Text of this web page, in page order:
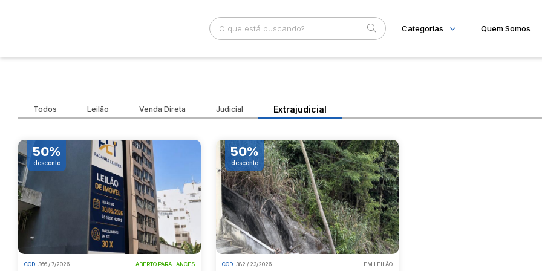
Judiciais
Categorias
Terreno
Quem Somos
Todos Leilão Venda Direta Judicial Extrajudicial
50%
desconto
COD. 366 / 7/2026 ABERTO PARA LANCES
50%
desconto
COD. 382 / 23/2026 EM LEILÃO